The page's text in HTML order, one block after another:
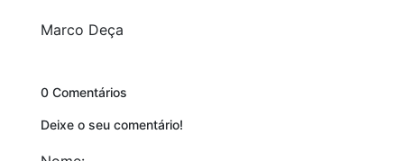
Marco Deça
0 Comentários
Deixe o seu comentário!